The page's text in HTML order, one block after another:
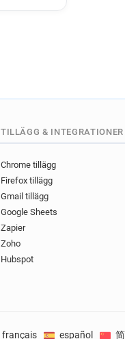
TILLÄGG & INTEGRATIONER
Chrome tillägg
Firefox tillägg
Gmail tillägg
Google Sheets
Zapier
Zoho
Hubspot
français español